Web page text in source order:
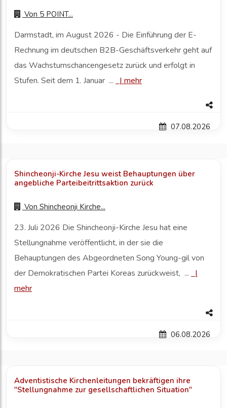
Von 5 POINT...
Darmstadt, im August 2026 - Die Einführung der E-
Rechnung im deutschen B2B-Geschäftsverkehr geht auf
das Wachstumschancengesetz zurück und erfolgt in
Stufen. Seit dem 1. Januar ...
| mehr
07.08.2026
Shincheonji-Kirche Jesu weist Behauptungen über
angebliche Parteibeitrittsaktion zurück
Von Shincheonji Kirche...
23. Juli 2026 Die Shincheonji-Kirche Jesu hat eine
Stellungnahme veröffentlicht, in der sie die
Behauptungen des Abgeordneten Song Young-gil von
der Demokratischen Partei Koreas zurückweist, ...
|
mehr
06.08.2026
Adventistische Kirchenleitungen bekräftigen ihre
"Stellungnahme zur gesellschaftlichen Situation"